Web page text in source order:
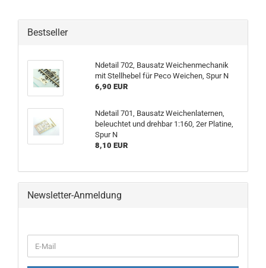
Bestseller
Ndetail 702, Bausatz Weichenmechanik
mit Stellhebel für Peco Weichen, Spur N
6,90 EUR
Ndetail 701, Bausatz Weichenlaternen,
beleuchtet und drehbar 1:160, 2er Platine,
Spur N
8,10 EUR
Newsletter-Anmeldung
ZUR
E-
Mail